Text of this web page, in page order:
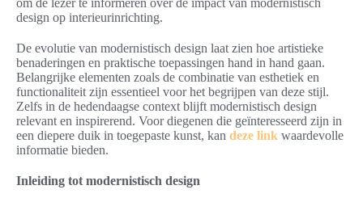
om de lezer te informeren over de impact van modernistisch
design op interieurinrichting.
De evolutie van modernistisch design laat zien hoe artistieke
benaderingen en praktische toepassingen hand in hand gaan.
Belangrijke elementen zoals de combinatie van esthetiek en
functionaliteit zijn essentieel voor het begrijpen van deze stijl.
Zelfs in de hedendaagse context blijft modernistisch design
relevant en inspirerend. Voor diegenen die geïnteresseerd zijn in
een diepere duik in toegepaste kunst, kan deze link waardevolle
informatie bieden.
Inleiding tot modernistisch design